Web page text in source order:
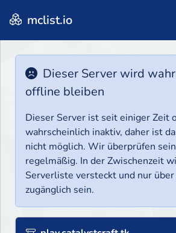
mclist.io
Dieser Server wird
offline bleiben
Dieser Server ist seit einiger Zeit
wahrscheinlich inaktiv, daher ist
nicht möglich. Wir überprüfen
regelmäßig. In der Zwischenzeit
Serverliste versteckt und nur
zugänglich sein.